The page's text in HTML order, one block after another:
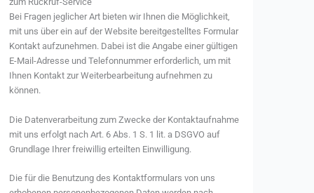
Bei Fragen jeglicher Art bieten wir Ihnen die Möglichkeit,
mit uns über ein auf der Website bereitgestelltes Formular
Kontakt aufzunehmen. Dabei ist die Angabe einer gültigen
E-Mail-Adresse und Telefonnummer erforderlich, um mit
Ihnen Kontakt zur Weiterbearbeitung aufnehmen zu
können.
Die Datenverarbeitung zum Zwecke der Kontaktaufnahme
mit uns erfolgt nach Art. 6 Abs. 1 S. 1 lit. a DSGVO auf
Grundlage Ihrer freiwillig erteilten Einwilligung.
Die für die Benutzung des Kontaktformulars von uns